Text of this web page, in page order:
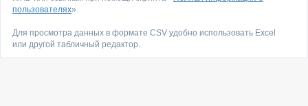
пользователях».
Для просмотра данных в формате CSV удобно использовать Excel
или другой табличный редактор.